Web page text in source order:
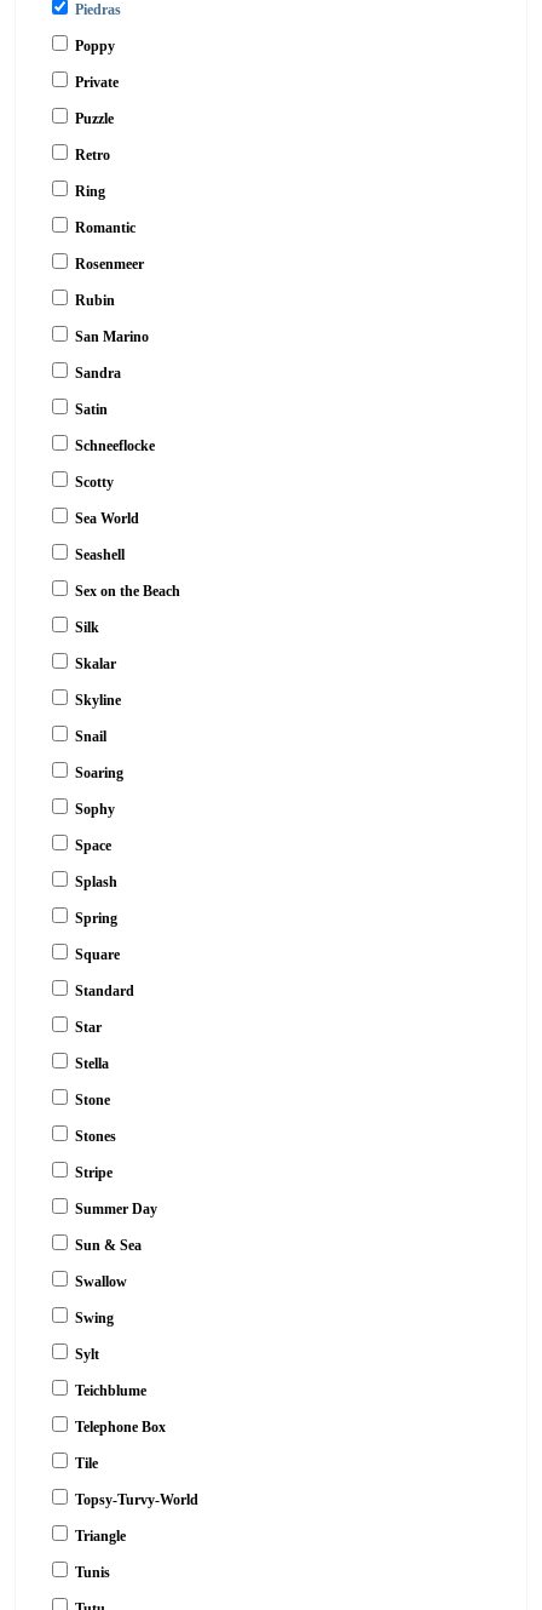
Piedras
Poppy
Private
Puzzle
Retro
Ring
Romantic
Rosenmeer
Rubin
San Marino
Sandra
Satin
Schneeflocke
Scotty
Sea World
Seashell
Sex on the Beach
Silk
Skalar
Skyline
Snail
Soaring
Sophy
Space
Splash
Spring
Square
Standard
Star
Stella
Stone
Stones
Stripe
Summer Day
Sun & Sea
Swallow
Swing
Sylt
Teichblume
Telephone Box
Tile
Topsy-Turvy-World
Triangle
Tunis